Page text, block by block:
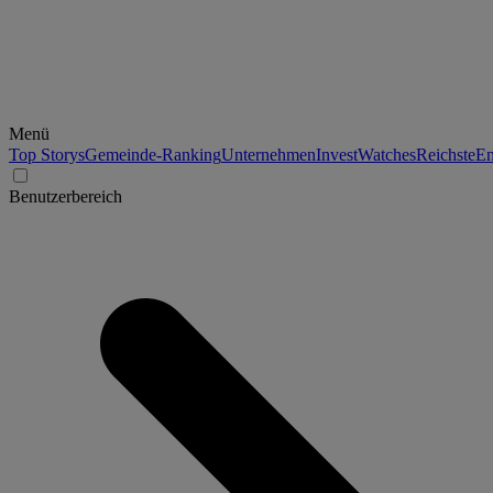
Menü
Top StorysGemeinde-RankingUnternehmenInvestWatchesReichste
Benutzerbereich